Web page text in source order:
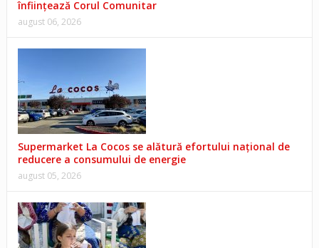
înființează Corul Comunitar
august 06, 2026
Supermarket La Cocos se alătură efortului național de
reducere a consumului de energie
august 05, 2026